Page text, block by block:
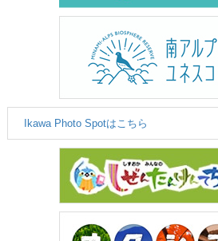
Ikawa Photo Spotはこちら